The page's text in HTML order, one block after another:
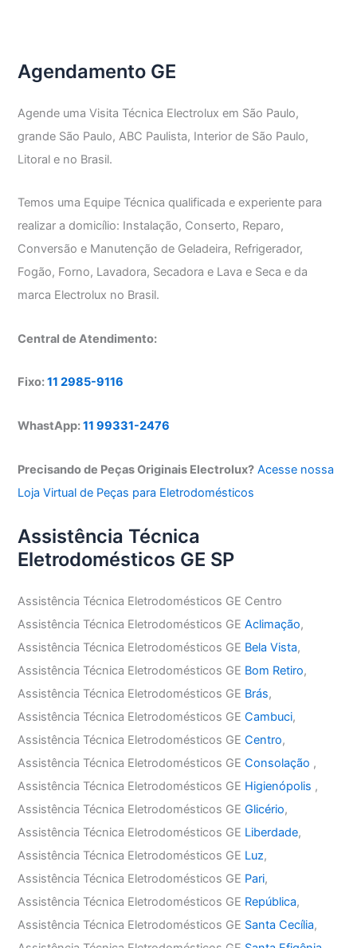
GE
Agendamento GE
Agende uma Visita Técnica Electrolux em São Paulo,
grande São Paulo, ABC Paulista, Interior de São Paulo,
Litoral e no Brasil.
Temos uma Equipe Técnica qualificada e experiente para
realizar a domicílio: Instalação, Conserto, Reparo,
Conversão e Manutenção de Geladeira, Refrigerador,
Fogão, Forno, Lavadora, Secadora e Lava e Seca e da
marca Electrolux no Brasil.
Central de Atendimento:
Fixo:11 2985-9116
WhastApp:11 99331-2476
Precisando de Peças Originais Electrolux? Acesse nossa
Loja Virtual de Peças para Eletrodomésticos
Assistência Técnica
Eletrodomésticos GE SP
Assistência Técnica Eletrodomésticos GE Centro
Assistência Técnica Eletrodomésticos GEAclimação,
Assistência Técnica Eletrodomésticos GE Bela Vista,
Assistência Técnica Eletrodomésticos GE Bom Retiro,
Assistência Técnica Eletrodomésticos GE Brás,
Assistência Técnica Eletrodomésticos GECambuci,
Assistência Técnica Eletrodomésticos GECentro,
Assistência Técnica Eletrodomésticos GEConsolação ,
Assistência Técnica Eletrodomésticos GE Higienópolis ,
Assistência Técnica Eletrodomésticos GEGlicério,
Assistência Técnica Eletrodomésticos GE Liberdade,
Assistência Técnica Eletrodomésticos GE Luz,
Assistência Técnica Eletrodomésticos GE Pari,
Assistência Técnica Eletrodomésticos GE República,
Assistência Técnica Eletrodomésticos GE Santa Cecília,